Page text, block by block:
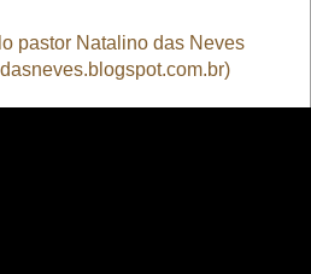
pastor Natalino das Neves